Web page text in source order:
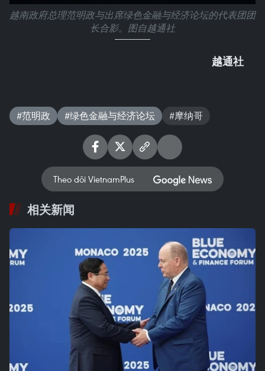
越南政府总理范明政与出席绿色金融与经济论坛的代表团团
长合影。图自越通社
越通社
#范明政 #绿色金融与经济论坛 #摩纳哥
Theo dõi VietnamPlus
相关新闻